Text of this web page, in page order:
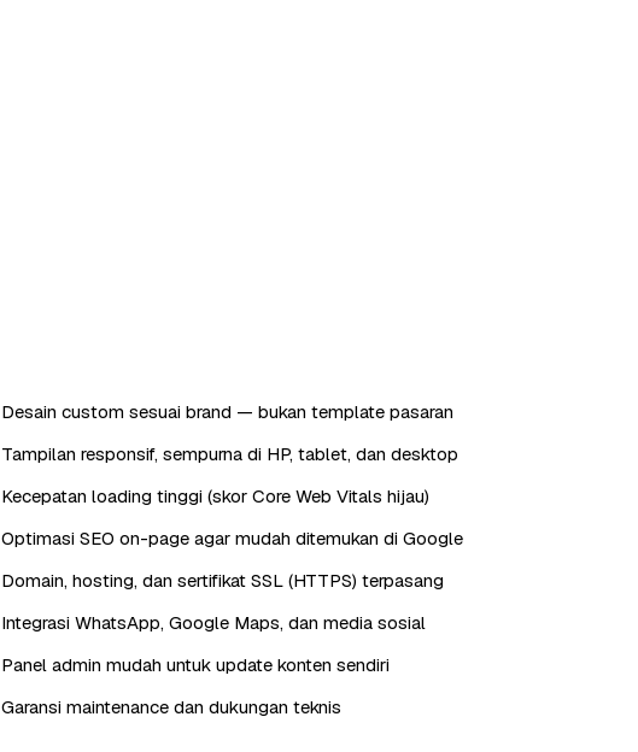
Desain custom sesuai brand — bukan template pasaran
Tampilan responsif, sempurna di HP, tablet, dan desktop
Kecepatan loading tinggi (skor Core Web Vitals hijau)
Optimasi SEO on-page agar mudah ditemukan di Google
Domain, hosting, dan sertifikat SSL (HTTPS) terpasang
Integrasi WhatsApp, Google Maps, dan media sosial
Panel admin mudah untuk update konten sendiri
Garansi maintenance dan dukungan teknis